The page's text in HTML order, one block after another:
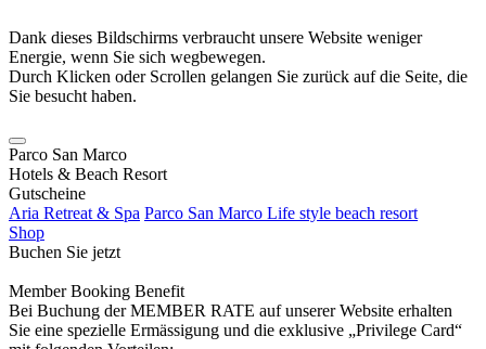
Dank dieses Bildschirms verbraucht unsere Website weniger
Energie, wenn Sie sich wegbewegen.
Durch Klicken oder Scrollen gelangen Sie zurück auf die Seite, die
Sie besucht haben.
Parco San Marco
Hotels & Beach Resort
Gutscheine
Aria Retreat & Spa Parco San Marco Life style beach resort
Shop
Buchen Sie jetzt
Member Booking Benefit
Bei Buchung der MEMBER RATE auf unserer Website erhalten
Sie eine spezielle Ermässigung und die exklusive „Privilege Card“